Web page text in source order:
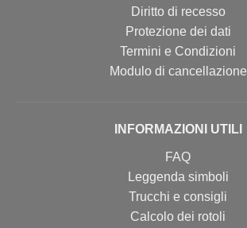
Diritto di recesso
Protezione dei dati
Termini e Condizioni
Modulo di cancellazione
INFORMAZIONI UTILI
FAQ
Leggenda simboli
Trucchi e consigli
Calcolo dei rotoli